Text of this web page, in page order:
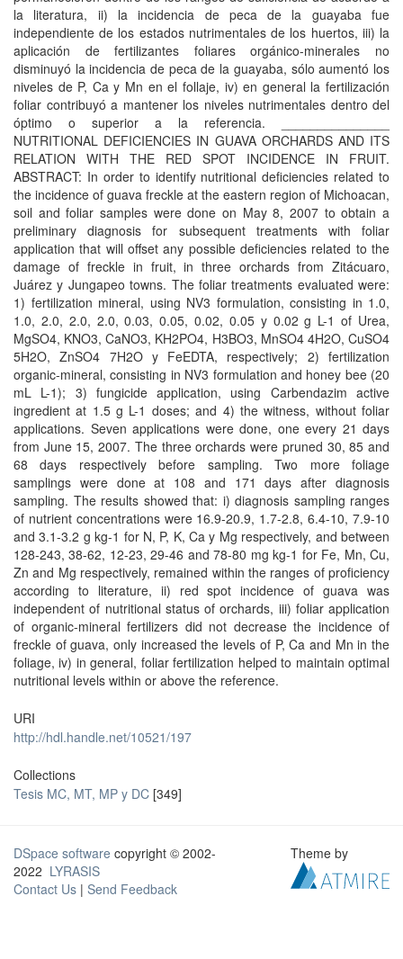
la literatura, ii) la incidencia de peca de la guayaba fue
independiente de los estados nutrimentales de los huertos, iii) la
aplicación de fertilizantes foliares orgánico-minerales no
disminuyó la incidencia de peca de la guayaba, sólo aumentó los
niveles de P, Ca y Mn en el follaje, iv) en general la fertilización
foliar contribuyó a mantener los niveles nutrimentales dentro del
óptimo o superior a la referencia. _______________
NUTRITIONAL DEFICIENCIES IN GUAVA ORCHARDS AND ITS
RELATION WITH THE RED SPOT INCIDENCE IN FRUIT.
ABSTRACT: In order to identify nutritional deficiencies related to
the incidence of guava freckle at the eastern region of Michoacan,
soil and foliar samples were done on May 8, 2007 to obtain a
preliminary diagnosis for subsequent treatments with foliar
application that will offset any possible deficiencies related to the
damage of freckle in fruit, in three orchards from Zitácuaro,
Juárez y Jungapeo towns. The foliar treatments evaluated were:
1) fertilization mineral, using NV3 formulation, consisting in 1.0,
1.0, 2.0, 2.0, 2.0, 0.03, 0.05, 0.02, 0.05 y 0.02 g L-1 of Urea,
MgSO4, KNO3, CaNO3, KH2PO4, H3BO3, MnSO4 4H2O, CuSO4
5H2O, ZnSO4 7H2O y FeEDTA, respectively; 2) fertilization
organic-mineral, consisting in NV3 formulation and honey bee (20
mL L-1); 3) fungicide application, using Carbendazim active
ingredient at 1.5 g L-1 doses; and 4) the witness, without foliar
applications. Seven applications were done, one every 21 days
from June 15, 2007. The three orchards were pruned 30, 85 and
68 days respectively before sampling. Two more foliage
samplings were done at 108 and 171 days after diagnosis
sampling. The results showed that: i) diagnosis sampling ranges
of nutrient concentrations were 16.9-20.9, 1.7-2.8, 6.4-10, 7.9-10
and 3.1-3.2 g kg-1 for N, P, K, Ca y Mg respectively, and between
128-243, 38-62, 12-23, 29-46 and 78-80 mg kg-1 for Fe, Mn, Cu,
Zn and Mg respectively, remained within the ranges of proficiency
according to literature, ii) red spot incidence of guava was
independent of nutritional status of orchards, iii) foliar application
of organic-mineral fertilizers did not decrease the incidence of
freckle of guava, only increased the levels of P, Ca and Mn in the
foliage, iv) in general, foliar fertilization helped to maintain optimal
nutritional levels within or above the reference.
URI
http://hdl.handle.net/10521/197
Collections
Tesis MC, MT, MP y DC [349]
DSpace software copyright © 2002-
2022 LYRASIS
Contact Us | Send Feedback
Theme by